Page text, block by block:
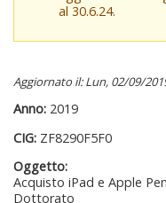
al 30.6.24.
Aggiornato il: Lun, 02/09/
Anno: 2019
CIG: ZF8290F5F0
Oggetto:
Acquisto iPad e Apple
Dottorato